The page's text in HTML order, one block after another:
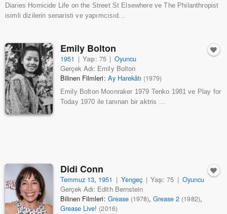
Diaries Homicide Life on the Street St Elsewhere ve The Philanthropist
isimli dizilerin senaristi ve yapımcısıd...
Emily Bolton
1951 | Yaşı: 75 | Oyuncu
Gerçek Adı: Emily Bolton
Bilinen Filmleri: Ay Harekâtı (1979)
Emily Bolton Moonraker 1979 Tenko 1981 ve Play for
Today 1970 ile tanınan bir aktris ...
Didi Conn
Temmuz 13, 1951 | Yengeç | Yaşı: 75 | Oyuncu
Gerçek Adı: Edith Bernstein
Bilinen Filmleri: Grease (1978),Grease 2 (1982),
Grease Live! (2016)